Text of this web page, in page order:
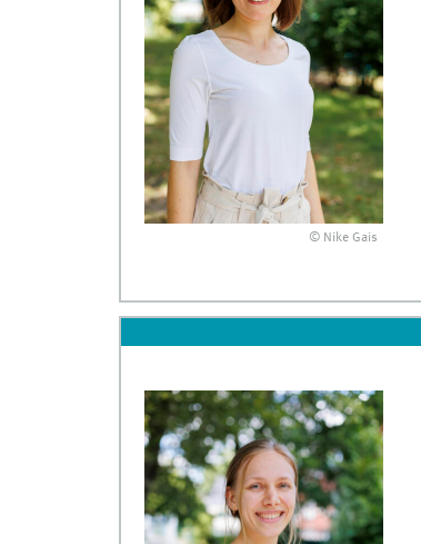
© Nike Gais